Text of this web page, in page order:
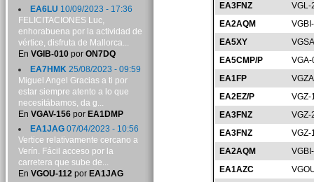
EA3FNZ
VGL-
EA2AQM
EA5XY
EA5CMP/P
EA1FP
EA2EZ/P
VGZ-
EA3FNZ
VGZ-
EA3FNZ
VGZ-
EA2AQM
EA1AZC
EA6LU 10/09/2023 - 17:36
FELICITACIONES Luc,
enhorabuena por la actividad de
vértice, disfruta de Mallorca...
En VGIB-010por ON7DQ
EA7HMK 25/08/2023 - 09:59
Miguel Angel Gracias a ti por
estar siempre atento a lo que
necesitábamos, da g...
En VGAV-156por EA1DMP
EA1JAG07/04/2023 - 10:56
Vertice relativamente cercano a
Verín. Fácil acceso por la
carretera que sube de...
En VGOU-112por EA1JAG